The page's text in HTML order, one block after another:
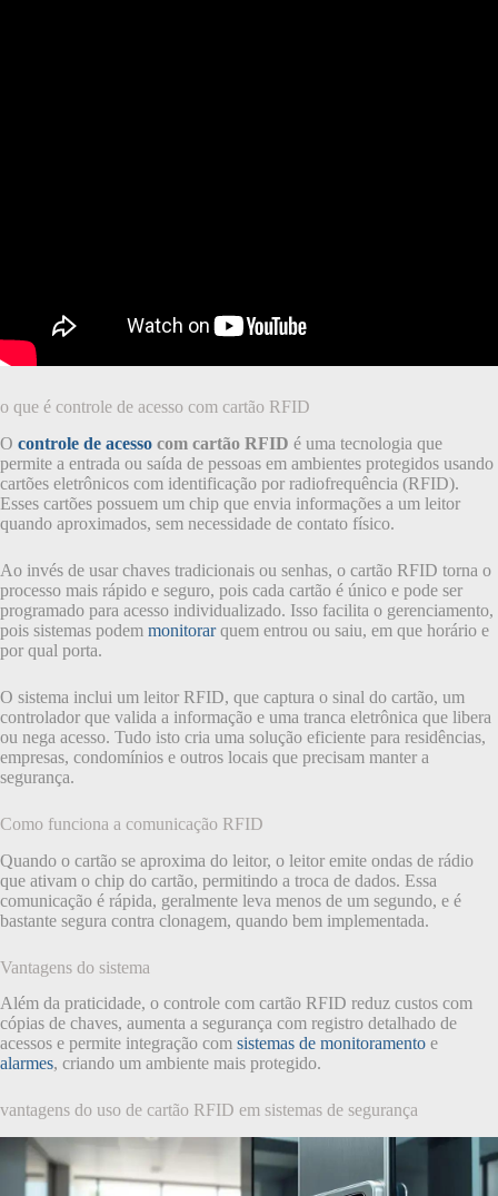
o que é controle de acesso com cartão RFID
O controle de acesso com cartão RFID é uma tecnologia que
permite a entrada ou saída de pessoas em ambientes protegidos usando
cartões eletrônicos com identificação por radiofrequência (RFID).
Esses cartões possuem um chip que envia informações a um leitor
quando aproximados, sem necessidade de contato físico.
Ao invés de usar chaves tradicionais ou senhas, o cartão RFID torna o
processo mais rápido e seguro, pois cada cartão é único e pode ser
programado para acesso individualizado. Isso facilita o gerenciamento,
pois sistemas podem monitorarquem entrou ou saiu, em que horário e
por qual porta.
O sistema inclui um leitor RFID, que captura o sinal do cartão, um
controlador que valida a informação e uma tranca eletrônica que libera
ou nega acesso. Tudo isto cria uma solução eficiente para residências,
empresas, condomínios e outros locais que precisam manter a
segurança.
Como funciona a comunicação RFID
Quando o cartão se aproxima do leitor, o leitor emite ondas de rádio
que ativam o chip do cartão, permitindo a troca de dados. Essa
comunicação é rápida, geralmente leva menos de um segundo, e é
bastante segura contra clonagem, quando bem implementada.
Vantagens do sistema
Além da praticidade, o controle com cartão RFID reduz custos com
cópias de chaves, aumenta a segurança com registro detalhado de
acessos e permite integração com sistemas de monitoramento e
alarmes, criando um ambiente mais protegido.
vantagens do uso de cartão RFID em sistemas de segurança